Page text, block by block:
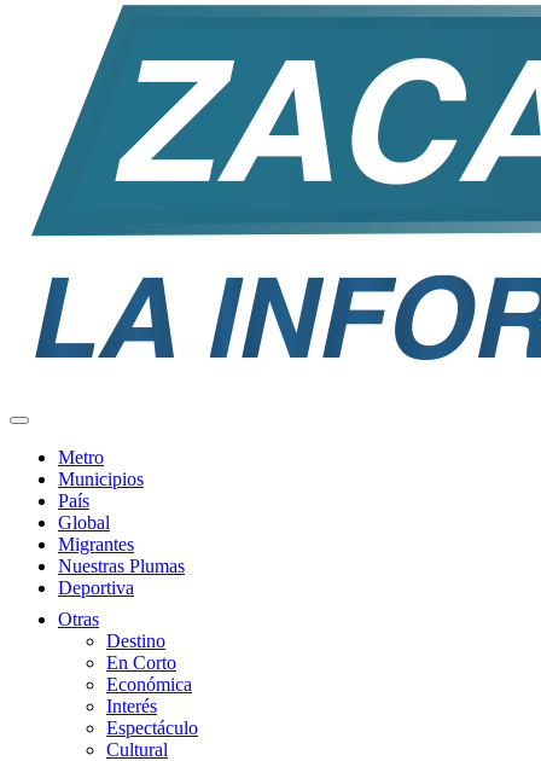
Metro
Municipios
País
Global
Migrantes
Nuestras Plumas
Deportiva
Otras
Destino
En Corto
Económica
Interés
Espectáculo
Cultural